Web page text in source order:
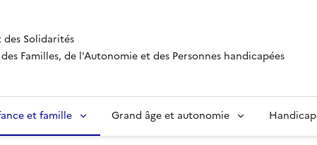
Solidarités
Familles, de l'Autonomie et des Personnes handicapées
et famille Grand âge et autonomie Handicap